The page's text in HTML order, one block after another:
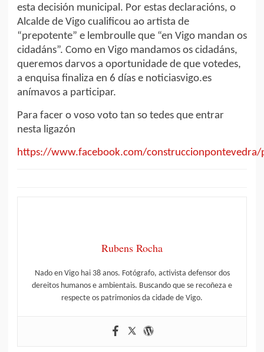
esta decisión municipal. Por estas declaracións, o
Alcalde de Vigo cualificou ao artista de
“prepotente” e lembroulle que “en Vigo mandan os
cidadáns”. Como en Vigo mandamos os cidadáns,
queremos darvos a oportunidade de que votedes,
a enquisa finaliza en 6 días e noticiasvigo.es
anímavos a participar.
Para facer o voso voto tan so tedes que entrar
nesta ligazón
https://www.facebook.com/
Rubens Rocha
Nado en Vigo hai 38 anos. Fotógrafo, activista defensor dos
dereitos humanos e ambientais. Buscando que se recoñeza e
respecte os patrimonios da cidade de Vigo.